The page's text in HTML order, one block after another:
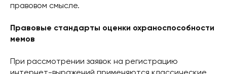
правовом смысле.
Правовые стандарты оценки охраноспособности
мемов
При рассмотрении заявок на регистрацию